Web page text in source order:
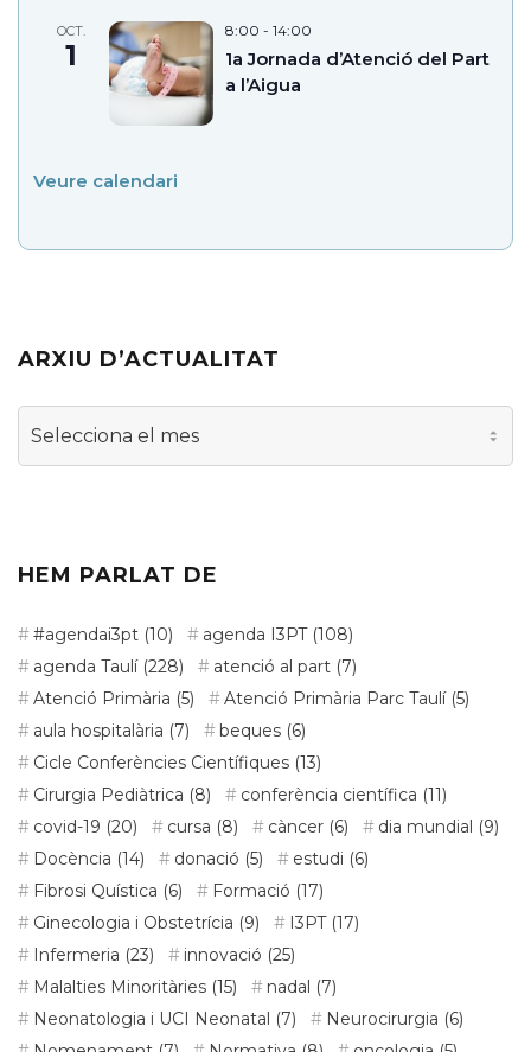
OCT.
1
8:00 - 14:00
1a Jornada d’Atenció del Part
a l’Aigua
Veure calendari
ARXIU D’ACTUALITAT
Arxiu
HEM PARLAT DE
#agendai3pt (10) agenda I3PT(108)
agenda Taulí(228) atenció al part (7)
Atenció Primària (5) Atenció Primària Parc Taulí(5)
aula hospitalària (7) beques (6)
Cicle Conferències Científiques (13)
Cirurgia Pediàtrica (8) conferència científica (11)
covid-19 (20) cursa (8) càncer (6) dia mundial (9)
Docència (14) donació (5) estudi (6)
Fibrosi Quística (6) Formació (17)
Ginecologia i Obstetrícia (9) I3PT(17)
Infermeria (23) innovació (25)
Malalties Minoritàries (15) nadal (7)
Neonatologia i UCI Neonatal (7) Neurocirurgia (6)